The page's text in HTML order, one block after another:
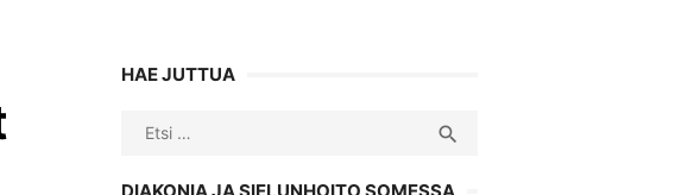
HAE JUTTUA
Search
